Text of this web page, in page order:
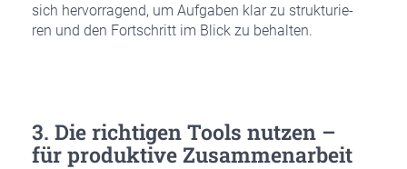
sich her­vor­ra­gend, um Auf­ga­ben klar zu struk­tu­rie­
ren und den Fort­schritt im Blick zu behal­ten.
3. Die rich­ti­gen Tools nut­zen –
für pro­duk­ti­ve Zusam­men­ar­beit